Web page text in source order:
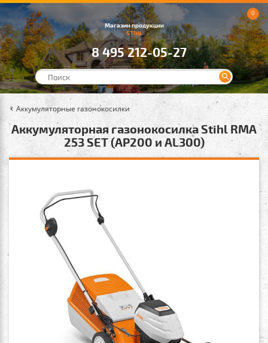
Магазин продукции
STIHL
8 495 212-05-27
0
Аккумуляторные газонокосилки
Аккумуляторная газонокосилка Stihl RMA
253 SET (AP200 и AL300)